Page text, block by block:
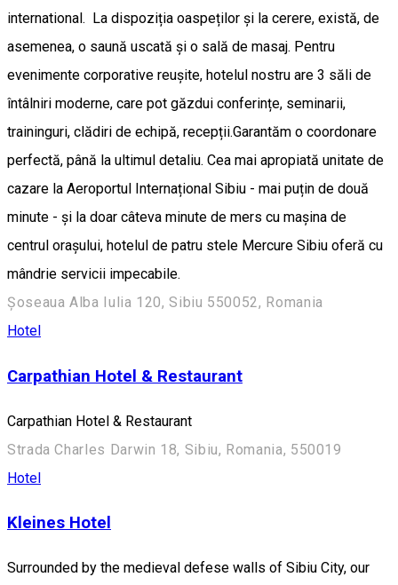
international. La dispoziția oaspeților și la cerere, există, de
asemenea, o saună uscată și o sală de masaj. Pentru
evenimente corporative reușite, hotelul nostru are 3 săli de
întâlniri moderne, care pot găzdui conferințe, seminarii,
traininguri, clădiri de echipă, recepții.Garantăm o coordonare
perfectă, până la ultimul detaliu. Cea mai apropiată unitate de
cazare la Aeroportul Internațional Sibiu - mai puțin de două
minute - și la doar câteva minute de mers cu mașina de
centrul orașului, hotelul de patru stele Mercure Sibiu oferă cu
mândrie servicii impecabile.
Șoseaua Alba Iulia 120, Sibiu 550052, Romania
Hotel
Carpathian Hotel & Restaurant
Carpathian Hotel & Restaurant
Strada Charles Darwin 18, Sibiu, Romania, 550019
Hotel
Kleines Hotel
Surrounded by the medieval defese walls of Sibiu City, our